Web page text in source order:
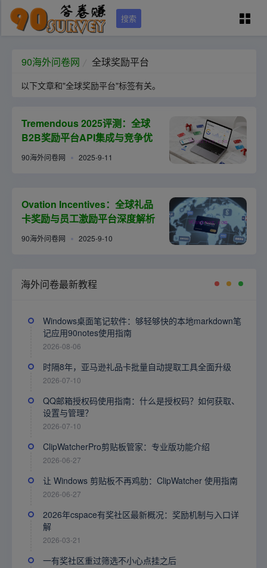
搜索
学员专区
国外调查培训
问卷资源（可点）
城市列表
关于本站
90海外问卷网 全球奖励平台
以下文章和"全球奖励平台"标签有关。
Tremendous 2025评测：全球
B2B奖励平台API集成与竞争优
势分析
90海外问卷网 2025-9-11
Ovation Incentives：全球礼品
卡奖励与员工激励平台深度解析
90海外问卷网 2025-9-10
海外问卷最新教程
Windows桌面笔记软件：够轻够快的本地markdown笔
记应用90notes使用指南
2026-08-06
时隔8年，亚马逊礼品卡批量自动提取工具全面升级
2026-07-10
QQ邮箱授权码使用指南：什么是授权码？如何获取、
设置与管理？
2026-07-10
ClipWatcherPro剪贴板管家：专业版功能介绍
2026-06-27
让 Windows 剪贴板不再鸡肋：ClipWatcher 使用指南
2026-06-27
2026年cspace有奖社区最新概况：奖励机制与入口详
解
2026-03-21
一有奖社区重过筛选不小心点挂之后